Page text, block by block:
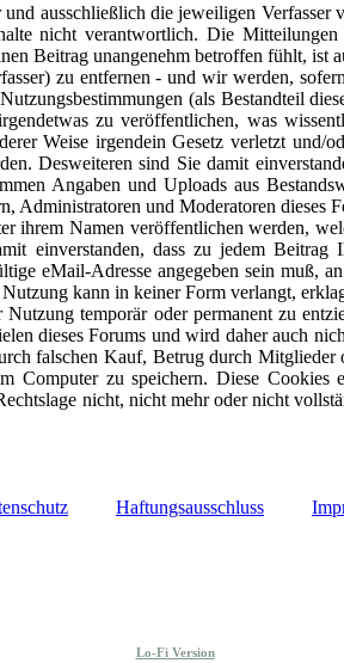
ausschließlich die jeweiligen
nicht verantwortlich. Die
Beitrag unangenehm betroffen fühlt,
zu entfernen - und wir werden,
(als Bestandteil
zu veröffentlichen, was
Weise irgendein Gesetz verletzt und/
Desweiteren sind Sie damit
Angaben und Uploads aus
und Moderatoren dieses
ihrem Namen veröffentlichen werden,
einverstanden, dass zu jedem
eMail-Adresse angegeben sein
kann in keiner Form verlangt,
temporär oder permanent zu
dieses Forums und wird daher auch
falschen Kauf, Betrug durch
zu speichern. Diese Cookies
nicht, nicht mehr oder nicht
Haftungsausschluss
Lo-Fi Version